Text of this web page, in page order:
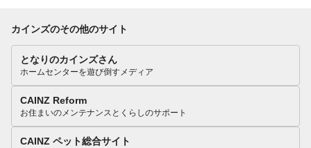
カインズのその他のサイト
となりのカインズさん
ホームセンターを遊び倒すメディア
CAINZ Reform
お住まいのメンテナンスとくらしのサポート
CAINZ ペット総合サイト